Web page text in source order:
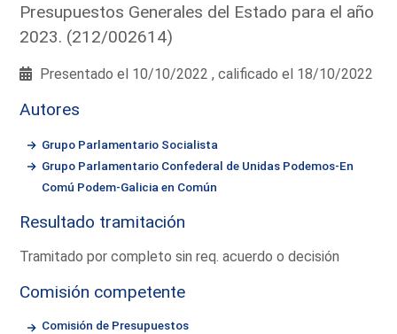
Presupuestos Generales del Estado para el año
2023. (212/002614)
Presentado el 10/10/2022 , calificado el 18/10/2022
Autores
Grupo Parlamentario Socialista
Grupo Parlamentario Confederal de Unidas Podemos-En
Comú Podem-Galicia en Común
Resultado tramitación
Tramitado por completo sin req. acuerdo o decisión
Comisión competente
Comisión de Presupuestos